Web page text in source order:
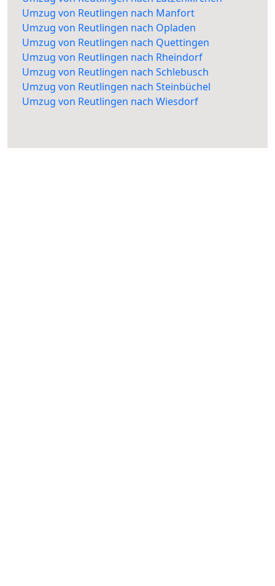
Umzug von Reutlingen nach Manfort
Umzug von Reutlingen nach Opladen
Umzug von Reutlingen nach Quettingen
Umzug von Reutlingen nach Rheindorf
Umzug von Reutlingen nach Schlebusch
Umzug von Reutlingen nach Steinbüchel
Umzug von Reutlingen nach Wiesdorf